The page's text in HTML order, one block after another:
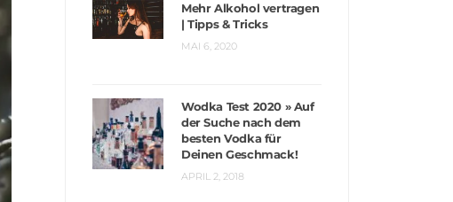
Mehr Alkohol vertragen
| Tipps & Tricks
MAI 6, 2020
Wodka Test 2020 » Auf
der Suche nach dem
besten Vodka für
Deinen Geschmack!
APRIL 2, 2018